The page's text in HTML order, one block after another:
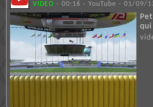
VIDEO - 00:16 - YouTube - 01/09/